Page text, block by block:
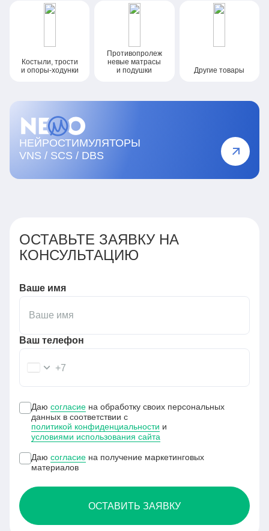
Костыли, трости
и опоры-ходунки
Противопролеж
невые матрасы
и подушки
Другие товары
НЕЙРОСТИМУЛЯТОРЫ
VNS / SCS / DBS
ОСТАВЬТЕ ЗАЯВКУ НА
КОНСУЛЬТАЦИЮ
Ваше имя
Ваш телефон
+7
Даю согласие на обработку своих персональных
данных в соответствии с
политикой конфиденциальности и
условиями использования сайта
Даю согласие на получение маркетинговых
материалов
ОСТАВИТЬ ЗАЯВКУ